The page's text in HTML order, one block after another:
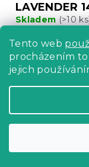
Tento web
procházením
jejich
LAVENDER
Skladem(>10
407 Kč